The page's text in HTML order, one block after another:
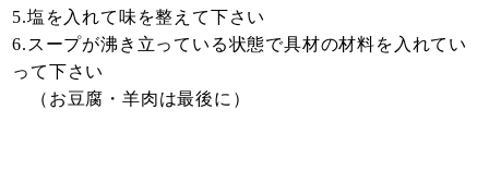
5.塩を入れて味を整えて下さい
6.スープが沸き立っている状態で具材の材料を入れてい
って下さい
（お豆腐・羊肉は最後に）